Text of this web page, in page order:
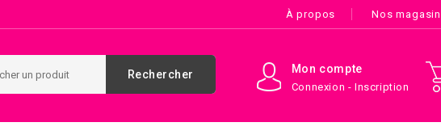
À propos Nos
Mon compte
Connexion - Inscription
Rechercher